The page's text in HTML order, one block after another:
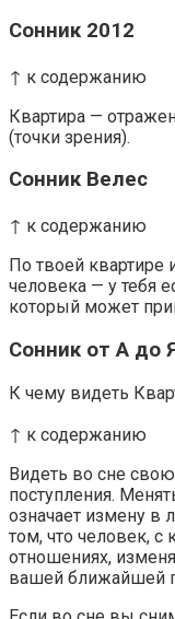
Сонник 2012
↑ к содержанию
Квартира —
(точки зрения).
Сонник Велес
↑ к содержанию
По твоей квартире
человека — у тебя
который может
Сонник от А до
К чему видеть
↑ к содержанию
Видеть во сне
поступления.
означает измену в
том, что человек,
отношениях,
вашей ближайшей